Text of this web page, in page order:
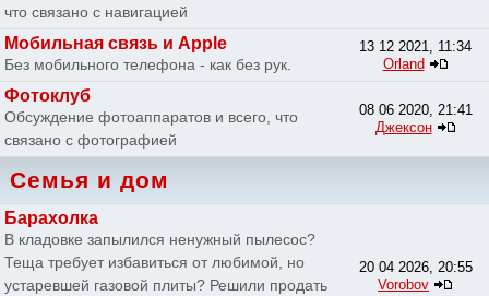
что связано с навигацией
Мобильная связь и Apple
Без мобильного телефона - как без рук.
13 12 2021, 11:34
Orland
Фотоклуб
Обсуждение фотоаппаратов и всего, что
связано с фотографией
08 06 2020, 21:41
Джексон
Семья и дом
Барахолка
В кладовке запылился ненужный пылесос?
Теща требует избавиться от любимой, но
устаревшей газовой плиты? Решили продать
20 04 2026, 20:55
Vorobov